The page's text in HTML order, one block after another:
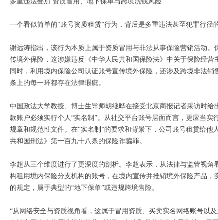
一个看似简单的“账号资质租赁”行为，背后是多重违法甚至犯罪行径
谢远涛指出，该行为本质上属于资质冒用与非法从事保险营销活动
传境外保险，这涉嫌违反《中华人民共和国保险法》中关于保险经
同时，利用境内保险公司认证账号宣传境外保险，还涉及跨境非法
条上的每一环都存在法律瑕疵。
中国政法大学教授、博士生导师胡继晔在接受北京商报记者采访时
款账户必须实行个人“实名制”。从社交平台账号层面而言，更应当
规章和规范性文件。在“实名制”的要求和背景下，公司账号租赁给
共和国刑法》第一百九十八条的保险诈骗罪。
李超从三个维度进行了更深度的剖析。李超表示，从法律与监管视
构租用境内保险分支机构的账号，在境内宣传并推销境外保险产品
的规定，属于典型的“地下保单”或违规跨境售险。
“从网络安全与资质视角看，这属于冒用资质、买卖实名网络账号以